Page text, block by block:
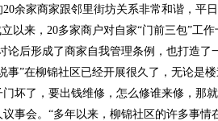
家商家跟邻里街坊关系非常和谐，平日
立以来，20多家商户对自家“门前三包”工
论后形成了商家自我管理条例，也打造了
”在柳锦社区已经开展很久了，无论是
坏了，要出钱维修，怎么修谁来修，那
事会。“多年以来，柳锦社区的许多事